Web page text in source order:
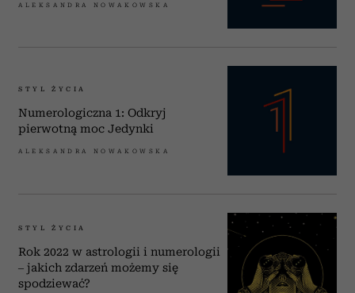
ALEKSANDRA NOWAKOWSKA
STYL ŻYCIA
Numerologiczna 1: Odkryj
pierwotną moc Jedynki
ALEKSANDRA NOWAKOWSKA
STYL ŻYCIA
Rok 2022 w astrologii i numerologii
– jakich zdarzeń możemy się
spodziewać?